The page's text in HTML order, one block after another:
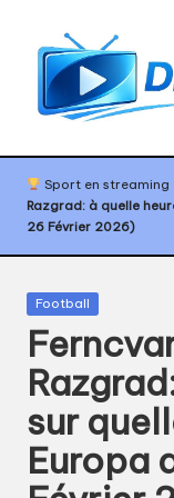
content
D
if
f
u
s
i
o
n
T
sport,
agenda
TV
sport,
calendrier
sport
Sport en streaming
Razgrad: à quelle
26 Février 2026)
Posted
Football
sur
Europa